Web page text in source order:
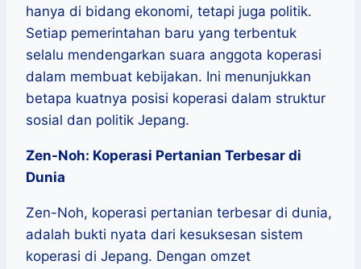
hanya di bidang ekonomi, tetapi juga politik.
Setiap pemerintahan baru yang terbentuk
selalu mendengarkan suara anggota koperasi
dalam membuat kebijakan. Ini menunjukkan
betapa kuatnya posisi koperasi dalam struktur
sosial dan politik Jepang.
Zen-Noh: Koperasi Pertanian Terbesar di
Dunia
Zen-Noh, koperasi pertanian terbesar di dunia,
adalah bukti nyata dari kesuksesan sistem
koperasi di Jepang. Dengan omzet